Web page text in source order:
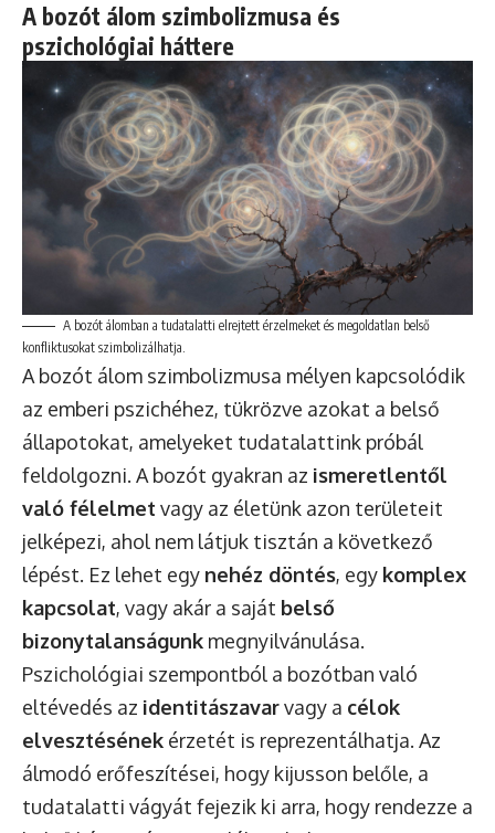
A bozót álom szimbolizmusa és
pszichológiai háttere
A bozót álomban a tudatalatti elrejtett érzelmeket és megoldatlan belső
konfliktusokat szimbolizálhatja.
A bozót álom szimbolizmusa mélyen kapcsolódik
az emberi pszichéhez, tükrözve azokat a belső
állapotokat, amelyeket tudatalattink próbál
feldolgozni. A bozót gyakran az ismeretlentől
való félelmet vagy az életünk azon területeit
jelképezi, ahol nem látjuk tisztán a következő
lépést. Ez lehet egy nehéz döntés, egy komplex
kapcsolat, vagy akár a saját belső
bizonytalanságunk megnyilvánulása.
Pszichológiai szempontból a bozótban való
eltévedés az identitászavarvagy a célok
elvesztésének érzetét is reprezentálhatja. Az
álmodó erőfeszítései, hogy kijusson belőle, a
tudatalatti vágyát fejezik ki arra, hogy rendezze a